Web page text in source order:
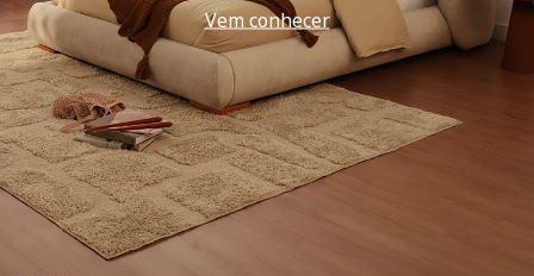
Vem conhecer